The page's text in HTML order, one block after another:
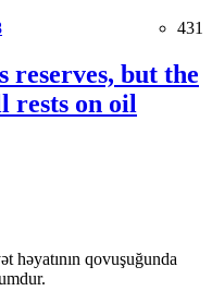
431
reserves, but the
rests on oil
həyatının qovuşuğunda